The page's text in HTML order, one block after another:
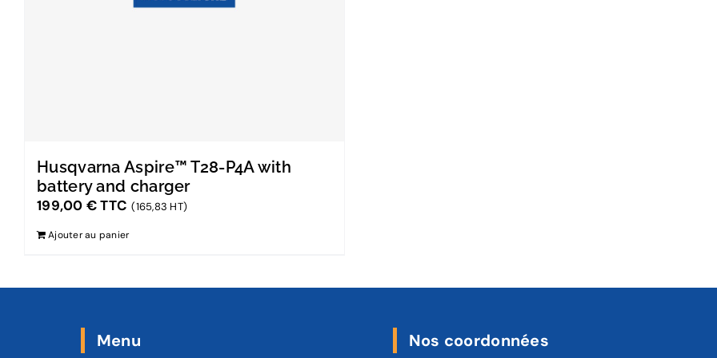
Husqvarna Aspire™ T28-P4A with
battery and charger
199,00 €TTC (165,83 HT)
Ajouter au panier
Menu Nos coordonnées